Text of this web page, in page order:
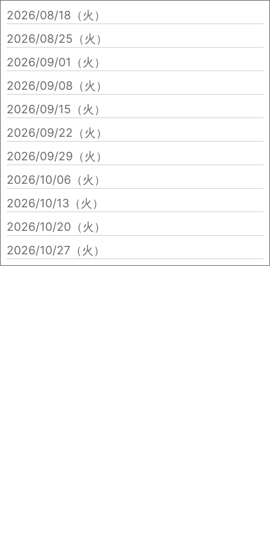
2026/08/18（火）
2026/08/25（火）
2026/09/01（火）
2026/09/08（火）
2026/09/15（火）
2026/09/22（火）
2026/09/29（火）
2026/10/06（火）
2026/10/13（火）
2026/10/20（火）
2026/10/27（火）